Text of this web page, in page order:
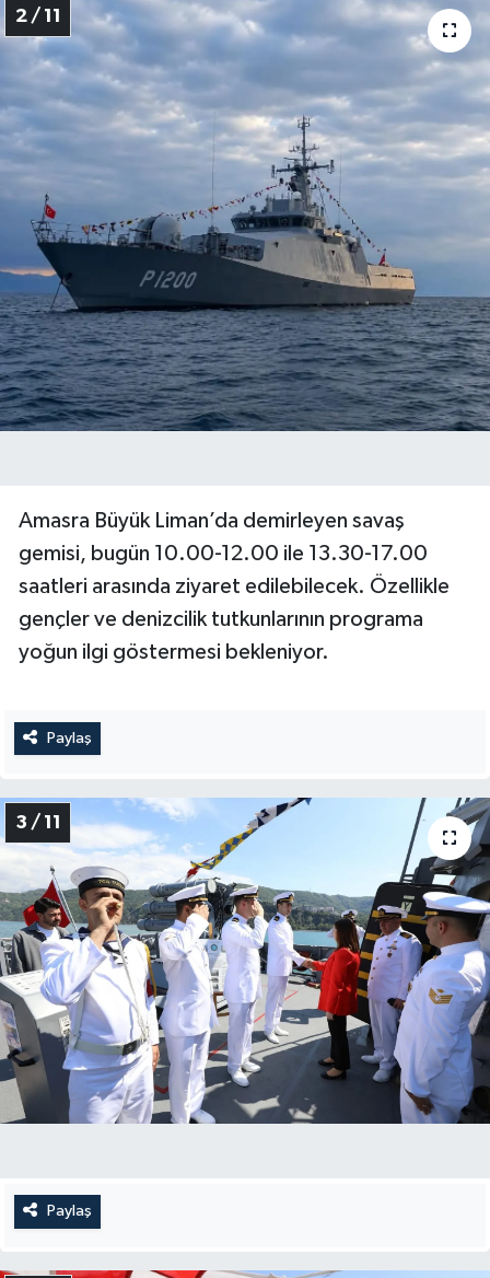
2 / 11
Amasra Büyük Liman’da demirleyen savaş
gemisi, bugün 10.00-12.00 ile 13.30-17.00
saatleri arasında ziyaret edilebilecek. Özellikle
gençler ve denizcilik tutkunlarının programa
yoğun ilgi göstermesi bekleniyor.
Paylaş
3 / 11
Paylaş